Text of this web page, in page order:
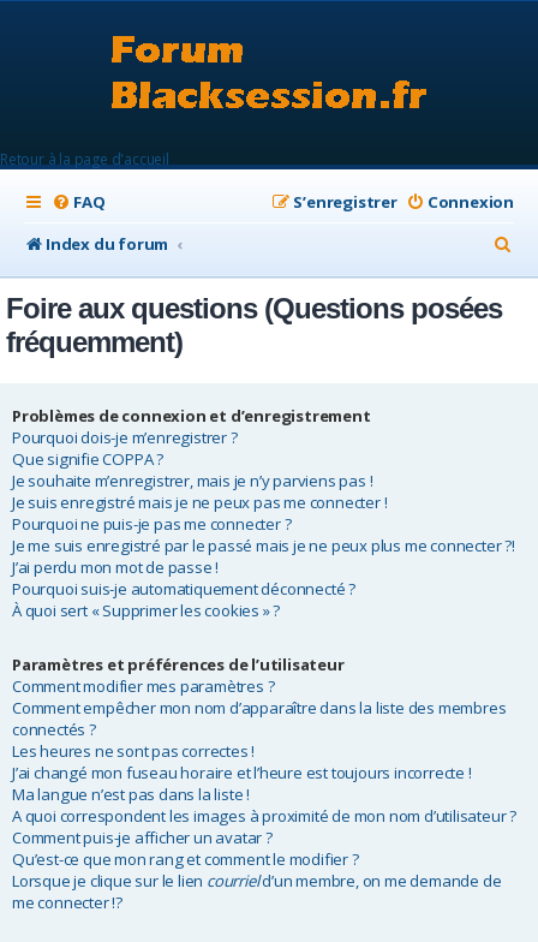
Retour à la page d'accueil
FAQ Connexion
S’enregistrer
Index du forum
e
r
Foire aux questions (Questions posées
fréquemment)
Problèmes de connexion et d’enregistrement
Pourquoi dois-je m’enregistrer ?
Que signifie COPPA ?
Je souhaite m’enregistrer, mais je n’y parviens pas !
Je suis enregistré mais je ne peux pas me connecter !
Pourquoi ne puis-je pas me connecter ?
Je me suis enregistré par le passé mais je ne peux plus me connecter ?!
J’ai perdu mon mot de passe !
Pourquoi suis-je automatiquement déconnecté ?
À quoi sert « Supprimer les cookies » ?
Paramètres et préférences de l’utilisateur
Comment modifier mes paramètres ?
Comment empêcher mon nom d’apparaître dans la liste des membres
connectés ?
Les heures ne sont pas correctes !
J’ai changé mon fuseau horaire et l’heure est toujours incorrecte !
Ma langue n’est pas dans la liste !
A quoi correspondent les images à proximité de mon nom d’utilisateur ?
Comment puis-je afficher un avatar ?
Qu’est-ce que mon rang et comment le modifier ?
Lorsque je clique sur le lien courrield’un membre, on me demande de
me connecter !?